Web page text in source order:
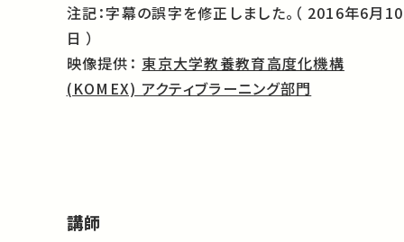
注記：字幕の誤字を修正しました。（ 2016年6月10
日）
映像提供： 東京大学教養教育高度化機構
(KOMEX) アクティブラーニング部門
講師